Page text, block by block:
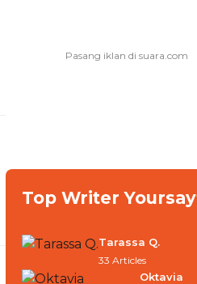
Top Writer Yoursay
Tarassa Q.
33 Articles
Oktavia